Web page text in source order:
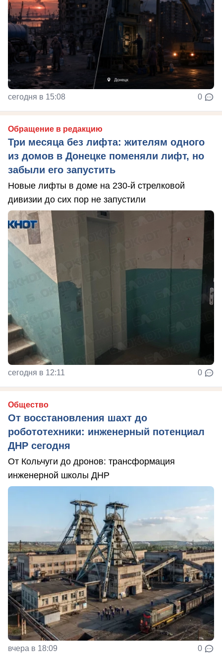
сегодня в 15:08 0
Обращение в редакцию
Три месяца без лифта: жителям одного
из домов в Донецке поменяли лифт, но
забыли его запустить
Новые лифты в доме на 230-й стрелковой
дивизии до сих пор не запустили
сегодня в 12:11 0
Общество
От восстановления шахт до
робототехники: инженерный потенциал
ДНР сегодня
От Кольчуги до дронов: трансформация
инженерной школы ДНР
вчера в 18:09 0